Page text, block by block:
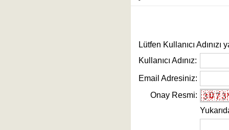
Lütfen Kullanıcı
Kullanıcı Adınız:
Email Adresiniz:
Onay Resmi: